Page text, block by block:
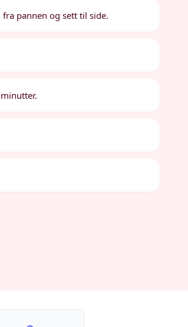
pannen og sett til side.